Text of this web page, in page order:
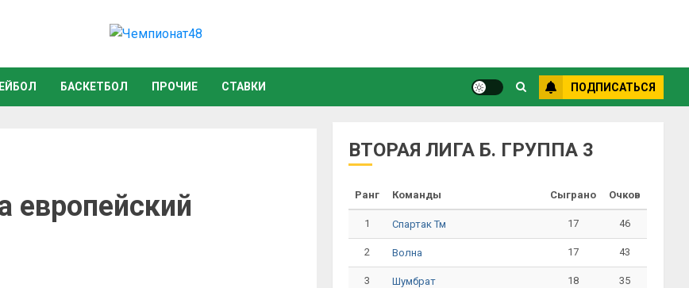
БАСКЕТБОЛ ПРОЧИЕ СТАВКИ ПОДПИСАТЬСЯ
европейский
ВТОРАЯ ЛИГА Б. ГРУППА 3
Ранг Команды Сыграно Очков
1 Спартак Тм 17 46
2 Волна 17 43
3 Шумбрат 18 35